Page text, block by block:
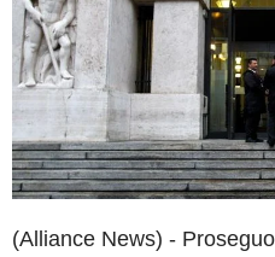
(Alliance News) -